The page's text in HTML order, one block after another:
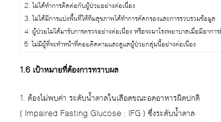
2. ไม่ได้ทำการติดต่อกับผู้ป่วยอย่างต่อเนื่อง
3. ไม่ได้มีการแบ่งพื้นที่ให้ทีมสุขภาพได้ทำการคัดกรองและการรวบรวมข้อมูล
4. ผู้ป่วยไม่ได้มารับการตรวจอย่างต่อเนื่อง หรือจะมาโรงพยาบาลเมื่อมีอากา
5. ไม่มีผู้ที่จะทำหน้าที่คอยติดตามและดูแลผู้ป่วยกลุ่มนี้อย่างต่อเนื่อง
1.6 เป้าหมายที่ต้องการทราบผล
1. ต้องไม่พบค่า ระดับน้ำตาลในเลือดขณะอดอาหารผิดปกติ
( Impaired Fasting Glucose : IFG ) ซึ่งระดับน้ำตาล